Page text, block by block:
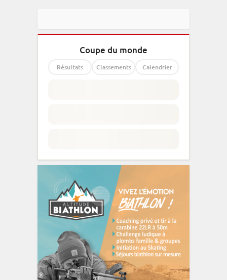
Coupe du monde
Résultats Classements Calendrier